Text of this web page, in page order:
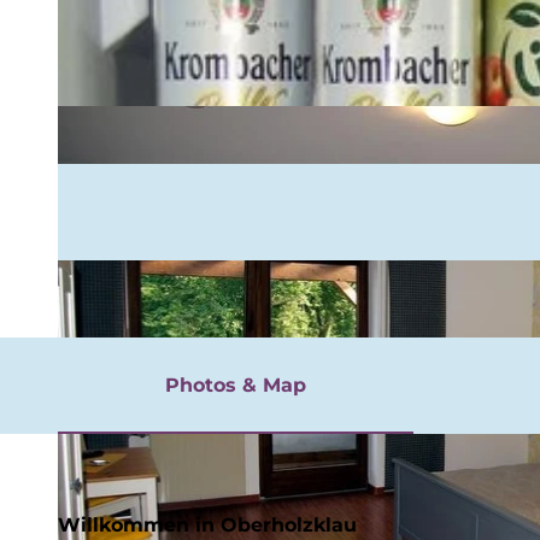
rgnügen
Photos & Map
Willkommen in Oberholzklau